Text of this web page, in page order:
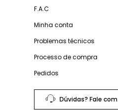
F.A.C
Minha conta
Problemas técnicos
Processo de compra
Pedidos
Dúvidas? Fale